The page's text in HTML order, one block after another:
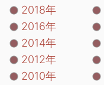
2018年
2016年
2014年
2012年
2010年